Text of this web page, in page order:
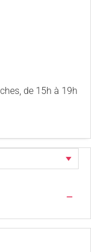
de 15h à 19h
—